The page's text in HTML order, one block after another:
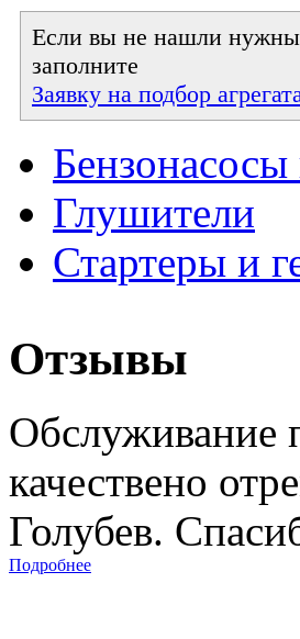
Если вы не нашли
заполните
Заявку на подбор
Глушители
Стартеры и
Отзывы
Обслуживание
качествено
Голубев.
Подробнее